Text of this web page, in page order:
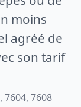
moins
agréé de
son tarif
7604, 7608